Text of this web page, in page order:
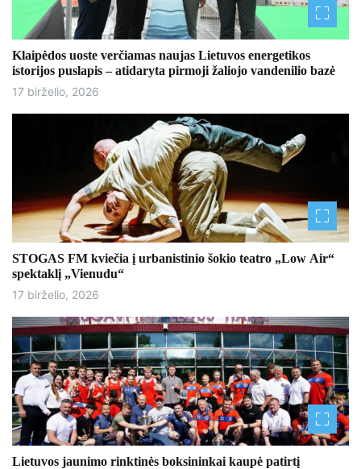
Klaipėdos uoste verčiamas naujas Lietuvos energetikos
istorijos puslapis – atidaryta pirmoji žaliojo vandenilio bazė
17 birželio, 2026
STOGAS FM kviečia į urbanistinio šokio teatro „Low Air“
spektaklį „Vienudu“
17 birželio, 2026
Lietuvos jaunimo rinktinės boksininkai kaupė patirtį